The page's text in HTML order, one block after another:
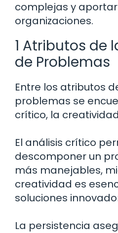
complejas y
organizaciones.
1 Atributos de
de Problemas
Entre los atributos
problemas se
crítico, la
El análisis crítico
descomponer un
más manejables,
creatividad es
soluciones
La persistencia